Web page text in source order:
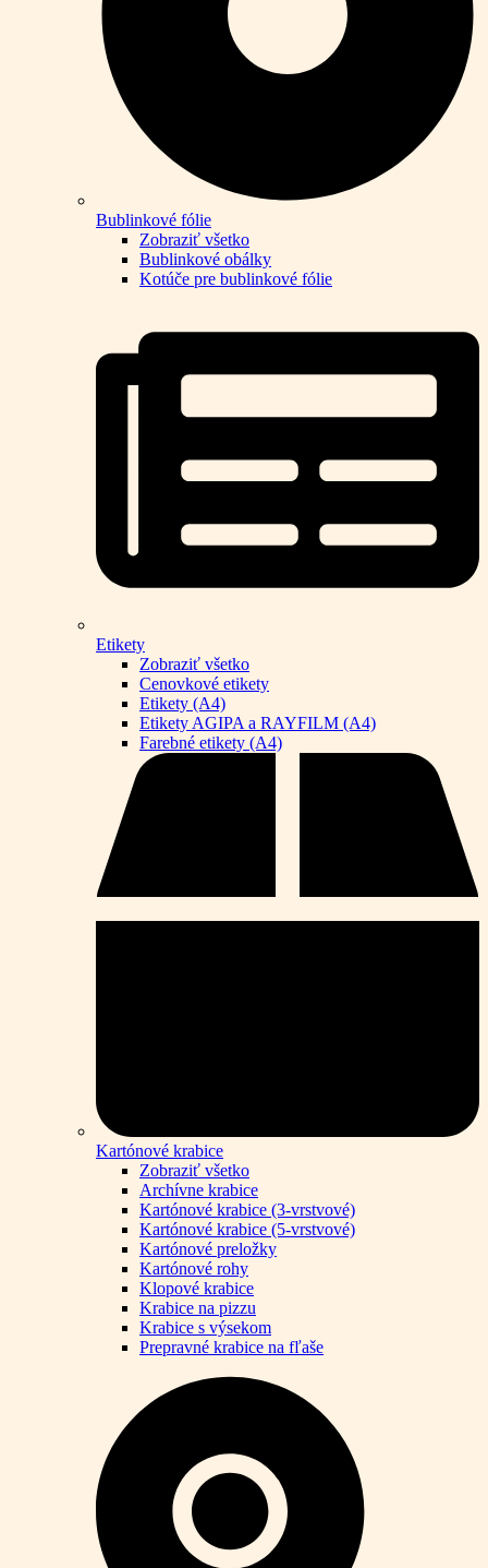
Bublinkové fólie
Zobraziť všetko
Bublinkové obálky
Kotúče pre bublinkové fólie
Etikety
Zobraziť všetko
Cenovkové etikety
Etikety (A4)
Etikety AGIPA a RAYFILM (A4)
Farebné etikety (A4)
Kartónové krabice
Zobraziť všetko
Archívne krabice
Kartónové krabice (3-vrstvové)
Kartónové krabice (5-vrstvové)
Kartónové preložky
Kartónové rohy
Klopové krabice
Krabice na pizzu
Krabice s výsekom
Prepravné krabice na fľaše